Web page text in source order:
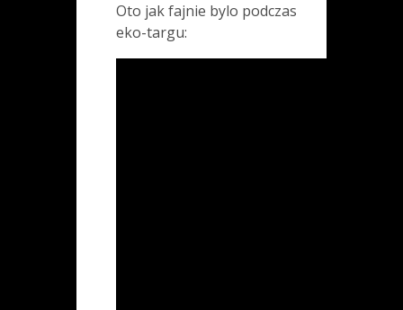
Oto jak fajnie bylo podczas
eko-targu: